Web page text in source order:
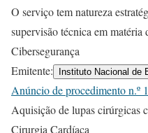
O serviço tem natureza
supervisão técnica em matéria
Cibersegurança
Emitente:
Instituto Nacional de
Anúncio de procedimento n.º
Aquisição de lupas cirúrgicas
Cirurgia Cardíaca